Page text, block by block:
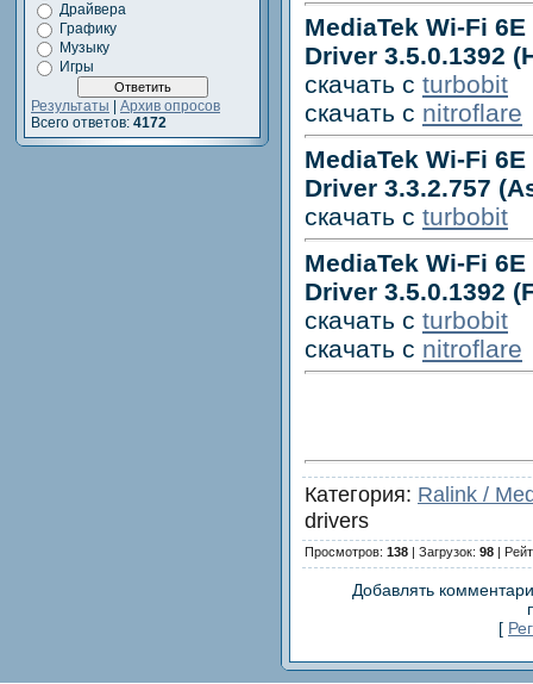
Драйвера
Графику
Музыку
Игры
Результаты
Архив опросов
Всего ответов: 4172
MediaTek Wi-Fi
Driver 3.5.0.1392
скачать с turbobit
скачать с nitroflare
MediaTek Wi-Fi
Driver 3.3.2.757
скачать с turbobit
MediaTek Wi-Fi
Driver 3.5.0.1392
скачать с turbobit
скачать с nitroflare
Категория: Ralink /
drivers
Просмотров: 138 | Загрузок: 98 |
Добавлять
[